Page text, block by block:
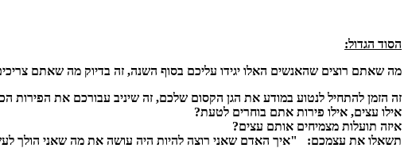
הסוד הגדול:
מה שאתם רוצים שהאנשים האלו יגידו עליכם בסוף השנה, זה בדיוק מה שאתם
זה הזמן להתחיל לנטוע במודע את הגן הקסום שלכם, זה שיניב עבורכם את הפירות
אילו עצים, אילו פירות אתם בוחרים לטעת?
איזה תועלות מצמיחים אותם עצים?
תשאלו את עצמכם:
"איך האדם שאני רוצה להיות היה עושה את מה שאני הולך